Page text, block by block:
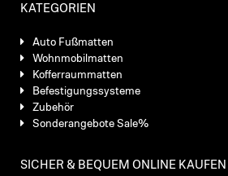
KATEGORIEN
Auto Fußmatten
Wohnmobilmatten
Kofferraummatten
Befestigungssysteme
Zubehör
Sonderangebote Sale%
SICHER & BEQUEM ONLINE KAUFEN